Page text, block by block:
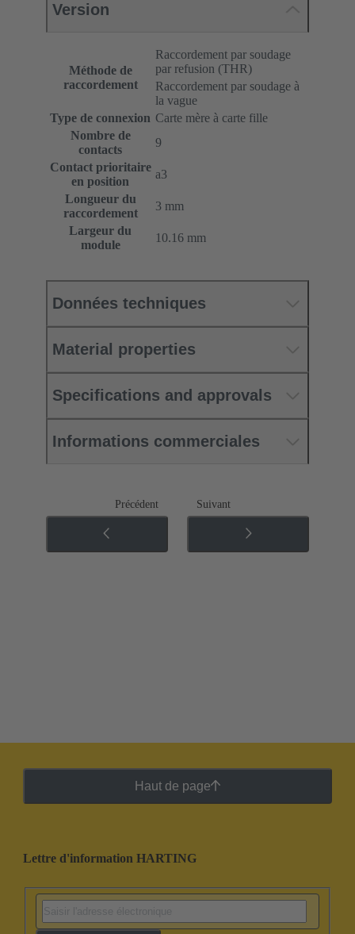
Version
Méthode de
raccordement
Raccordement par soudage
par refusion (THR)
Raccordement par soudage à
la vague
Type de connexion Carte mère à carte fille
Nombre de
contacts
9
Contact prioritaire
en position
a3
Longueur du
raccordement
3 mm
Largeur du
module
10.16 mm
Données techniques
Material properties
Specifications and approvals
Informations commerciales
Précédent Suivant
Haut de page
Lettre d'information HARTING